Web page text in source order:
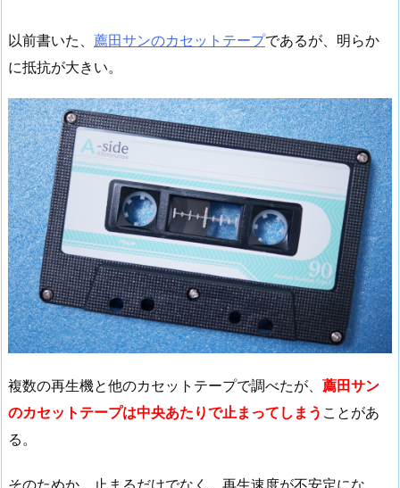
以前書いた、 薦田サンのカセットテープであるが、明らか
に抵抗が大きい。
複数の再生機と他のカセットテープで調べたが、 薦田サン
のカセットテープは中央あたりで止まってしまう ことがあ
る。
そのためか、止まるだけでなく、再生速度が不安定にな